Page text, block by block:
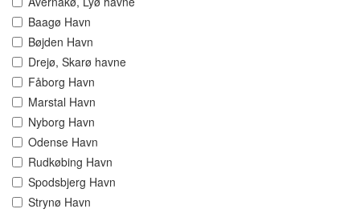
Baagø Havn
Bøjden Havn
Drejø, Skarø havne
Fåborg Havn
Marstal Havn
Nyborg Havn
Odense Havn
Rudkøbing Havn
Spodsbjerg Havn
Strynø Havn